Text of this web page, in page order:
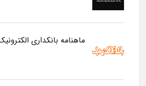
ماهنامه بانکداری